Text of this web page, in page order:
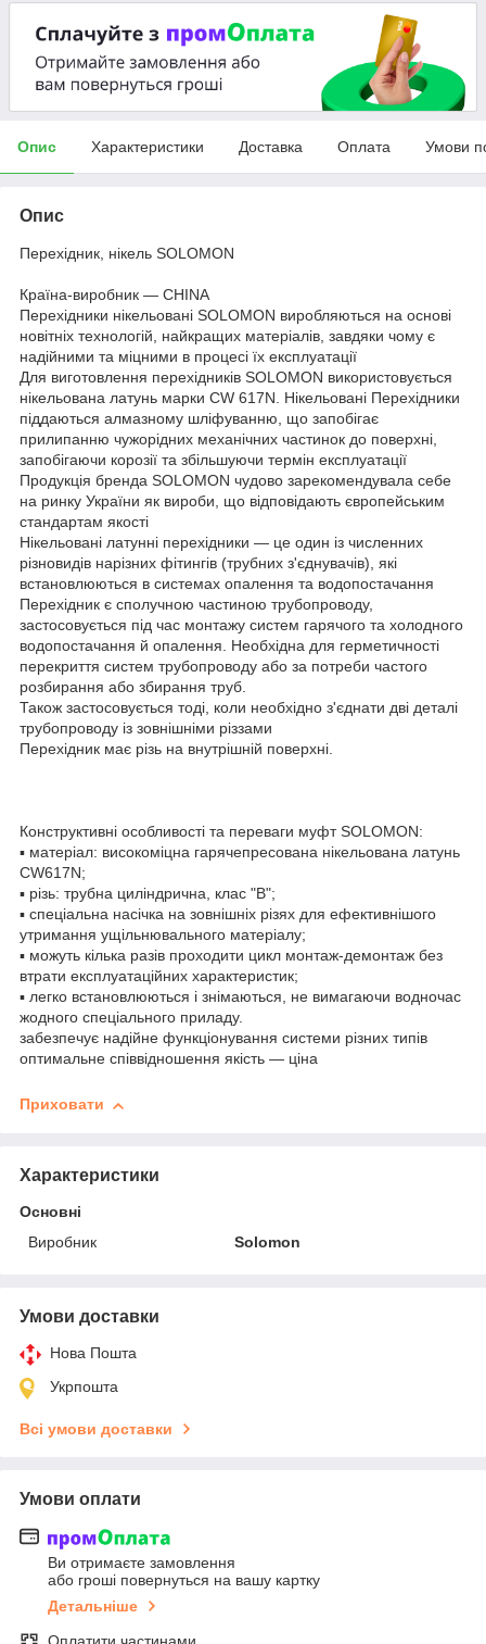
Опис Характеристики Доставка Оплата Умови
Опис
Перехідник, нікель SOLOMON
Країна-виробник — CHINA
Перехідники нікельовані SOLOMON виробляються на основі
новітніх технологій, найкращих матеріалів, завдяки чому є
надійними та міцними в процесі їх експлуатації
Для виготовлення перехідників SOLOMON використовується
нікельована латунь марки CW 617N. Нікельовані Перехідники
піддаються алмазному шліфуванню, що запобігає
прилипанню чужорідних механічних частинок до поверхні,
запобігаючи корозії та збільшуючи термін експлуатації
Продукція бренда SOLOMON чудово зарекомендувала себе
на ринку України як вироби, що відповідають європейським
стандартам якості
Нікельовані латунні перехідники — це один із численних
різновидів нарізних фітингів (трубних з'єднувачів), які
встановлюються в системах опалення та водопостачання
Перехідник є сполучною частиною трубопроводу,
застосовується під час монтажу систем гарячого та холодного
водопостачання й опалення. Необхідна для герметичності
перекриття систем трубопроводу або за потреби частого
розбирання або збирання труб.
Також застосовується тоді, коли необхідно з'єднати дві деталі
трубопроводу із зовнішніми різзами
Перехідник має різь на внутрішній поверхні.
Конструктивні особливості та переваги муфт SOLOMON:
▪ матеріал: високоміцна гарячепресована нікельована латунь
CW617N;
▪ різь: трубна циліндрична, клас "В";
▪ спеціальна насічка на зовнішніх різях для ефективнішого
утримання ущільнювального матеріалу;
▪ можуть кілька разів проходити цикл монтаж-демонтаж без
втрати експлуатаційних характеристик;
▪ легко встановлюються і знімаються, не вимагаючи водночас
жодного спеціального приладу.
забезпечує надійне функціонування системи різних типів
оптимальне співвідношення якість — ціна
Приховати
Характеристики
Основні
Виробник
Solomon
Умови доставки
Нова Пошта
Укрпошта
Всі умови доставки
Умови оплати
Ви отримаєте замовлення
або гроші повернуться на вашу картку
Детальніше